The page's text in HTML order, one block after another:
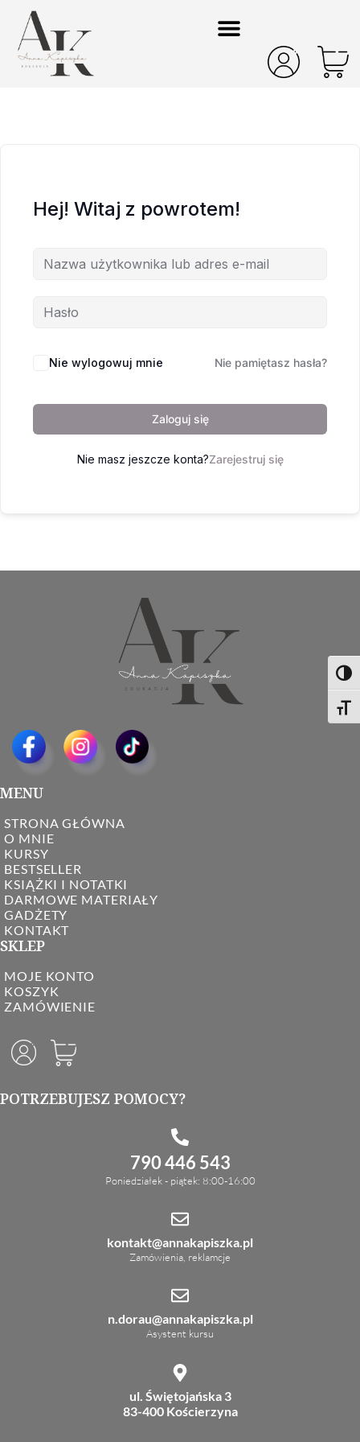
Hej! Witaj z powrotem!
Nie wylogowuj mnie Nie pamiętasz hasła?
Zaloguj się
Nie masz jeszcze konta?Zarejestruj się
MENU
STRONA GŁÓWNA
O MNIE
KURSY
BESTSELLER
KSIĄŻKI I NOTATKI
DARMOWE MATERIAŁY
GADŻETY
KONTAKT
SKLEP
MOJE KONTO
KOSZYK
ZAMÓWIENIE
POTRZEBUJESZ POMOCY?
790 446 543
Poniedziałek - piątek: 8:00-16:00
kontakt@annakapiszka.pl
Zamówienia, reklamcje
n.dorau@annakapiszka.pl
Asystent kursu
ul. Świętojańska 3
83-400 Kościerzyna